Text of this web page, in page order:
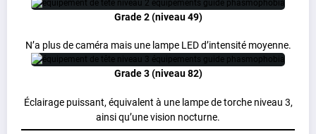
Grade 2 (niveau 49)
N’a plus de caméra mais une lampe LED d’intensité moyenne.
Grade 3 (niveau 82)
Éclairage puissant, équivalent à une lampe de torche niveau 3,
ainsi qu’une vision nocturne.